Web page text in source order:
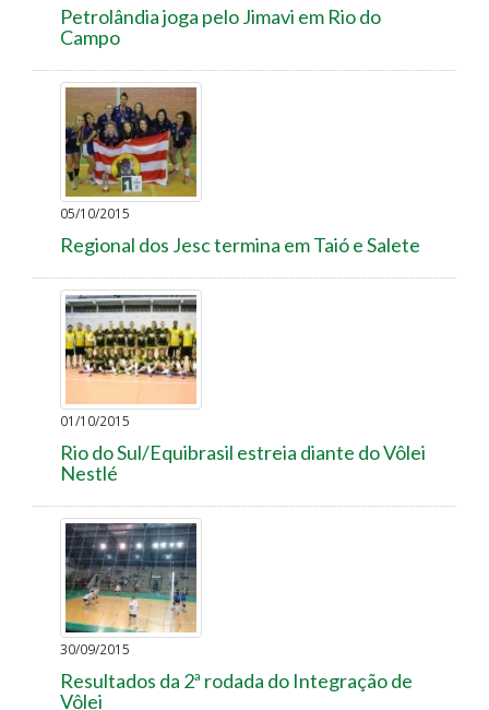
Petrolândia joga pelo Jimavi em Rio do
Campo
05/10/2015
Regional dos Jesc termina em Taió e Salete
01/10/2015
Rio do Sul/Equibrasil estreia diante do Vôlei
Nestlé
30/09/2015
Resultados da 2ª rodada do Integração de
Vôlei